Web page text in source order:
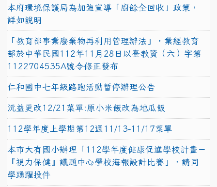
本府環境保護局為加強宣導「廚餘全回收」政策，
詳如說明
「教育部事業廢棄物再利用管理辦法」，業經教育
部於中華民國112年11月28日以臺教資（六）字第
1122704535A號令修正發布
仁和國中七年級路跑活動暫停辦理公告
沅益更改12/21菜單:原小米飯改為地瓜飯
112學年度上學期第12週11/13-11/17菜單
本市大有國小辦理「112學年度健康促進學校計畫－
『視力保健』議題中心學校海報設計比賽」，請同
學踴躍投件